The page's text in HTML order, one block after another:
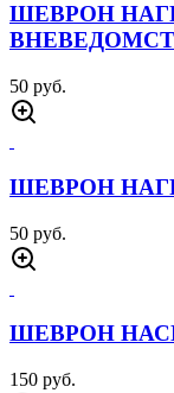
ШЕВРОН
50 руб.
ШЕВРОН
50 руб.
ШЕВРОН
150 руб.